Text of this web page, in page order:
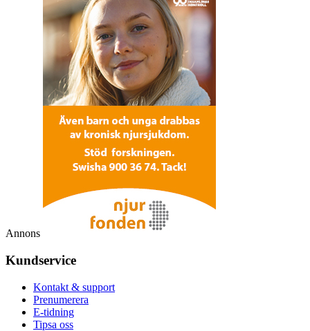
Annons
Kundservice
Kontakt & support
Prenumerera
E-tidning
Tipsa oss